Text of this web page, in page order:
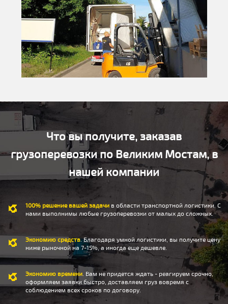
Что вы получите, заказав
грузоперевозки по Великим Мостам, в
нашей компании
100% решение вашей задачи в области транспортной логистики. С
нами выполнимы любые грузоперевозки от малых до сложных.
Экономию средств. Благодаря умной логистики, вы получите цену
ниже рыночной на 7-15%, а иногда еще дешевле.
Экономию времени . Вам не придется ждать - реагируем срочно,
оформляем заявки быстро, доставляем груз вовремя с
соблюдением всех сроков по договору.